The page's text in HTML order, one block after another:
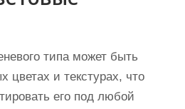
типа может быть
цветах и текстурах, что
его под любой